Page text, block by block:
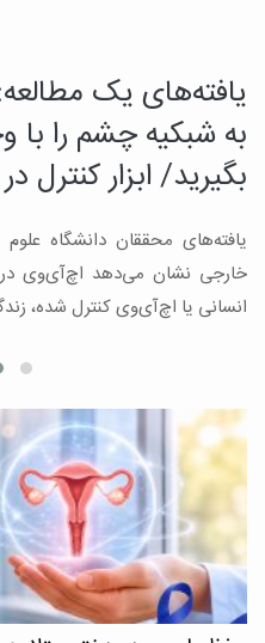
یافته‌های یک
به شبکیه چشم را با
بگیرید/ ابزار
یافته‌های محققان دانشگاه
خارجی نشان می‌دهد اچ‌آی‌وی
انسانی یا اچ‌آی‌وی کنترل شده،